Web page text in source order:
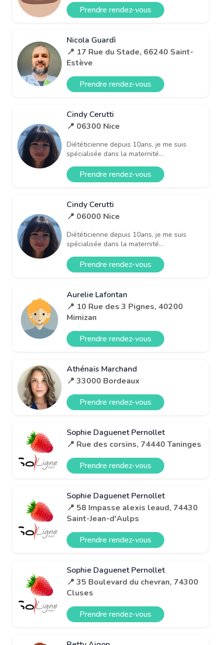
Prendre rendez-vous
Nicola Guardì
📍 17 Rue du Stade, 66240 Saint-
Estève
Prendre rendez-vous
Cindy Cerutti
📍 06300 Nice
Diététicienne depuis 10ans, je me suis
spécialisée dans la maternité...
Prendre rendez-vous
Cindy Cerutti
📍 06000 Nice
Diététicienne depuis 10ans, je me suis
spécialisée dans la maternité...
Prendre rendez-vous
Aurelie Lafontan
📍 10 Rue des 3 Pignes, 40200
Mimizan
Prendre rendez-vous
Athénaïs Marchand
📍 33000 Bordeaux
Prendre rendez-vous
Sophie Daguenet Pernollet
📍 Rue des corsins, 74440 Taninges
Prendre rendez-vous
Sophie Daguenet Pernollet
📍 58 Impasse alexis leaud, 74430
Saint-Jean-d'Aulps
Prendre rendez-vous
Sophie Daguenet Pernollet
📍 35 Boulevard du chevran, 74300
Cluses
Prendre rendez-vous